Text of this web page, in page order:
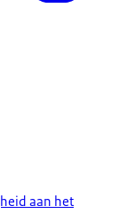
aan het